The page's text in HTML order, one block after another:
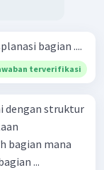
bagian ....
terverifikasi
dengan struktur
bagian mana
...